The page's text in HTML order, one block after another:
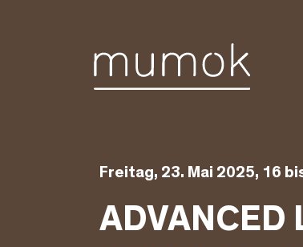
Freitag, 23. Mai 2025, 16
ADVANCED